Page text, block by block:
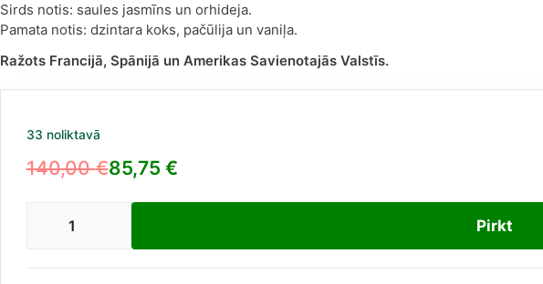
Sirds notis: saules jasmīns un orhideja.
Pamata notis: dzintara koks, pačūlija un vaniļa.
Ražots Francijā, Spānijā un Amerikas Savienotajās Valstīs.
33 noliktavā
140,00€
Original
85,75 €
Current
Pirkt